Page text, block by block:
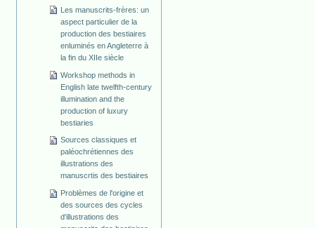
Les manuscrits-frères: un
aspect particulier de la
production des bestiaires
enluminés en Angleterre à
la fin du XIIe siècle
Workshop methods in
English late twelfth-century
illumination and the
production of luxury
bestiaries
Sources classiques et
paléochrétiennes des
illustrations des
manuscrtis des bestiaires
Problèmes de l'origine et
des sources des cycles
d'illustrations des